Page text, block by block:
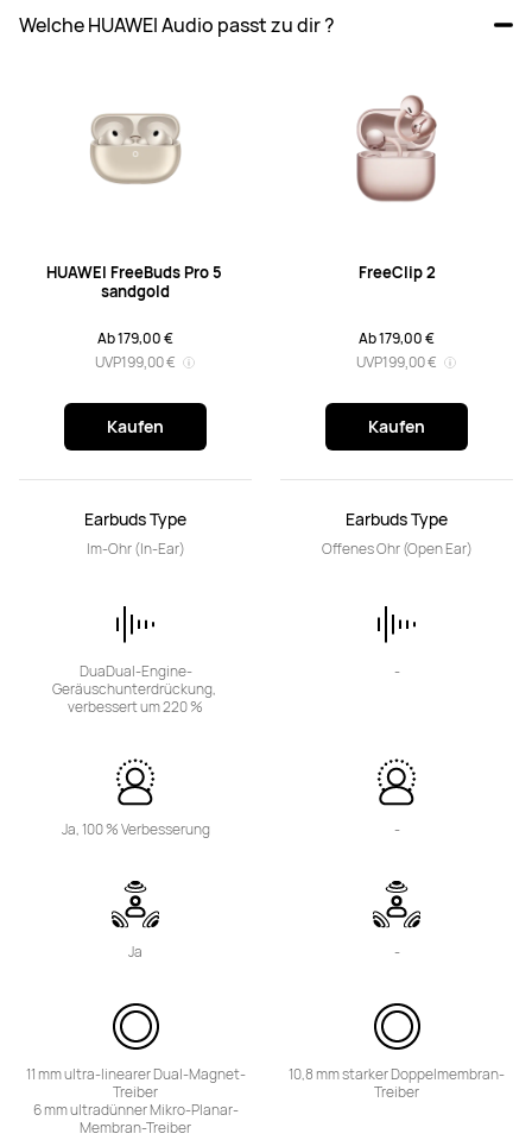
Welche HUAWEI Audio passt zu dir ?
HUAWEI FreeBuds Pro 5
sandgold
Ab 179,00 €
UVP199,00 €
Kaufen
Earbuds Type
Im-Ohr (In-Ear)
DuaDual-Engine-
Geräuschunterdrückung,
verbessert um 220 %
Ja, 100 % Verbesserung
Ja
11 mm ultra-linearer Dual-Magnet-
Treiber
6 mm ultradünner Mikro-Planar-
Membran-Treiber
FreeClip 2
Ab 179,00 €
UVP199,00 €
Kaufen
Earbuds Type
Offenes Ohr (Open Ear)
-
-
-
10,8 mm starker Doppelmembran-
Treiber